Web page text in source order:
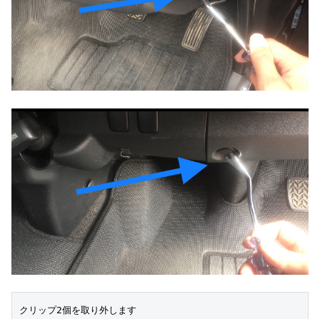
クリップ2個を取り外します